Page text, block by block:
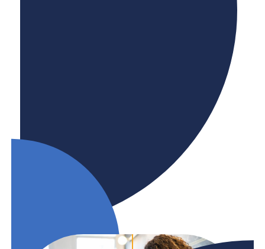
toutes les industries, de travailleurs ayant des